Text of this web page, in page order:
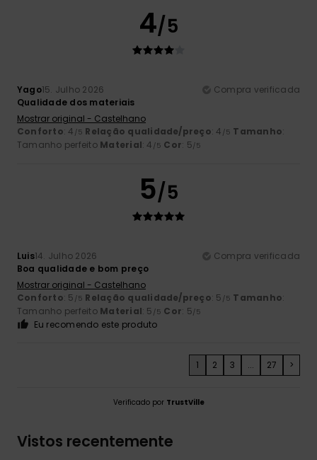
4/5
Yago15. Julho 2026
Compra verificada
Qualidade dos materiais
Mostrar original - Castelhano
Conforto: 4 /5 Relação qualidade/preço: 4 /5 Tamanho:
Tamanho perfeito Material: 4 /5 Cor: 5/5
5/5
Luis14. Julho 2026
Compra verificada
Boa qualidade e bom preço
Mostrar original - Castelhano
Conforto: 5 /5 Relação qualidade/preço: 5 /5 Tamanho:
Tamanho perfeito Material: 5 /5 Cor: 5/5
Eu recomendo este produto
1 2 3 ... 27 >
Verificado por TrustVille
Vistos recentemente